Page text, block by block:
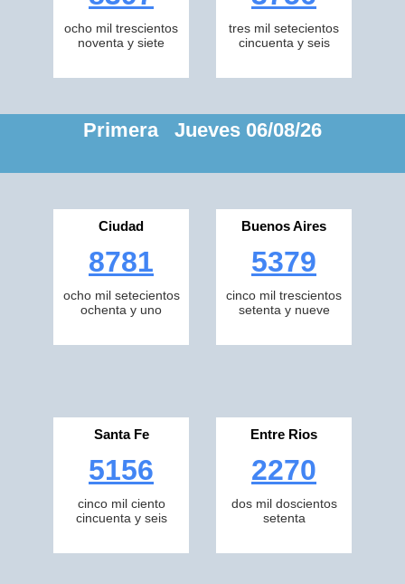
ocho mil trescientos
noventa y siete
tres mil setecientos
cincuenta y seis
Primera Jueves 06/08/26
Ciudad
8781
ocho mil setecientos
ochenta y uno
Buenos Aires
5379
cinco mil trescientos
setenta y nueve
Santa Fe
5156
cinco mil ciento
cincuenta y seis
Entre Rios
2270
dos mil doscientos
setenta